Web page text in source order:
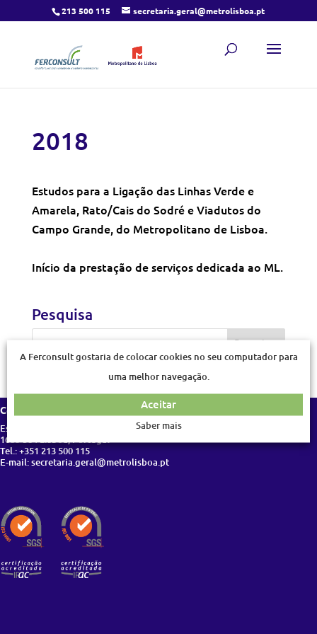
213 500 115 secretaria.geral@metrolisboa.pt
2018
Estudos para a Ligação das Linhas Verde e
Amarela, Rato/Cais do Sodré e Viadutos do
Campo Grande, do Metropolitano de Lisboa.
Início da prestação de serviços dedicada ao ML.
Pesquisa
Contactos
Estrada da Pontinha, s/n
1600-584 Lisboa, Portugal
Tel.: +351 213 500 115
E-mail: secretaria.geral@metrolisboa.pt
A Ferconsult gostaria de colocar cookies no seu computador para
uma melhor navegação.
Aceitar
Saber mais